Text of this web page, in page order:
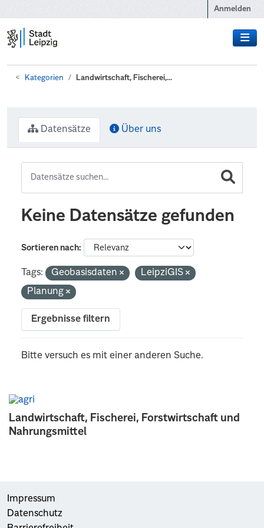
Anmelden
Kategorien Landwirtschaft, Fischerei,...
Landwirtschaft, Fischerei, Forstwirtschaft und
Nahrungsmittel
Datensätze Über uns
Keine Datensätze gefunden
Sortieren nach
Tags: Geobasisdaten
LeipziGIS
Planung
Ergebnisse filtern
Bitte versuch es mit einer anderen Suche.
Impressum
Datenschutz